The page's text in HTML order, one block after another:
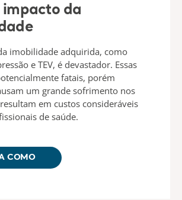
impacto da
imobilidade adquirida, como
e TEV, é devastador. Essas
fatais, porém
um grande sofrimento nos
em custos consideráveis
de saúde.
COMO